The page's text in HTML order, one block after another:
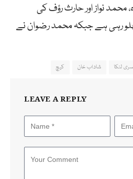
محمد نواز اور حارث رؤف کی
رہی ہے جبکہ محمد رضوان نے
سری لنکا شاداب خان کیچ
LEAVE A REPLY